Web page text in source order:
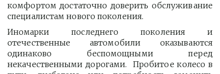
комфортом достаточно доверить обслуживание
специалистам нового поколения.
Иномарки последнего поколения и
отечественные автомобили оказываются
одинаково беспомощными перед
некачественными дорогами. Пробитое колесо в